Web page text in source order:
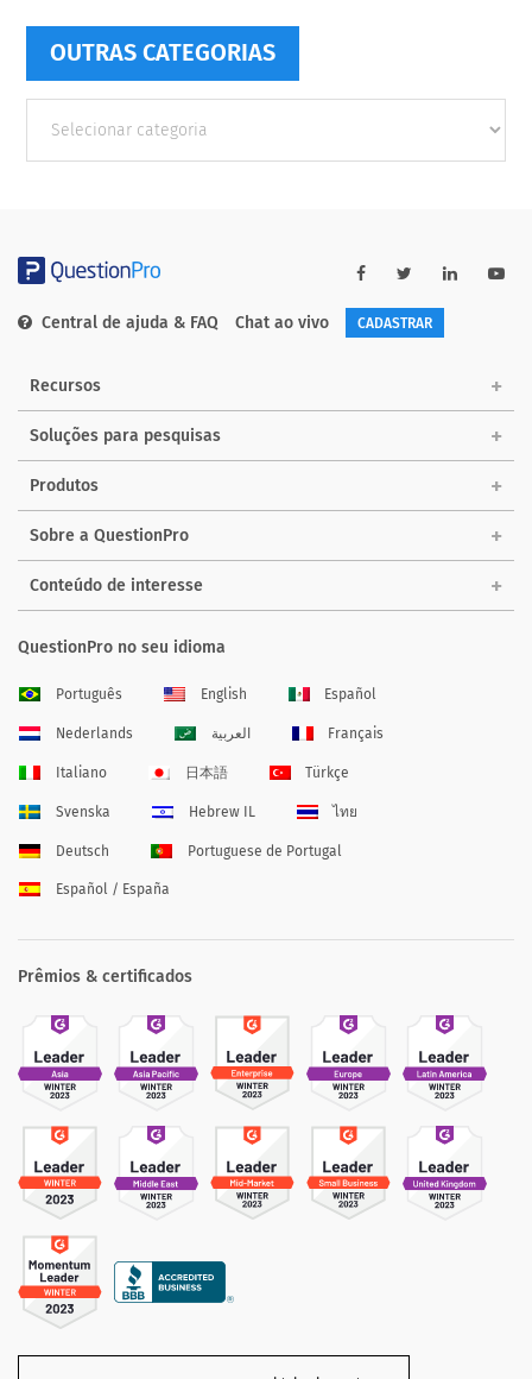
OUTRAS CATEGORIAS
Categorias
Central de ajuda & FAQ Chat ao vivo CADASTRAR
Recursos
Soluções para pesquisas
Produtos
Sobre a QuestionPro
Conteúdo de interesse
QuestionPro no seu idioma
Português English Español
Nederlands العربية Français
Italiano 日本語 Türkçe
Svenska Hebrew IL ไทย
Deutsch Portuguese de Portugal
Español / España
Prêmios & certificados